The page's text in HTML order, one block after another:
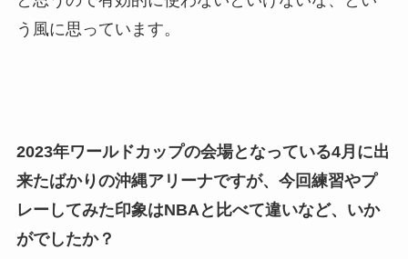
う風に思っています。
2023年ワールドカップの会場となっている4月に出
来たばかりの沖縄アリーナですが、今回練習やプ
レーしてみた印象はNBAと比べて違いなど、いか
がでしたか？